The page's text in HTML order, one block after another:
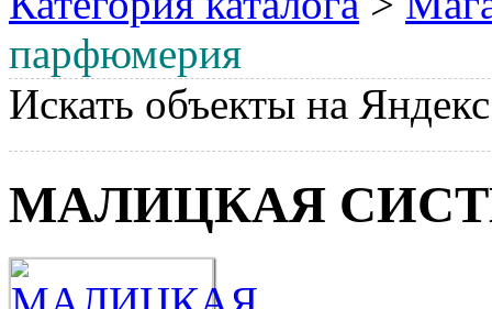
парфюмерия
Искать объекты на
МАЛИЦКАЯ